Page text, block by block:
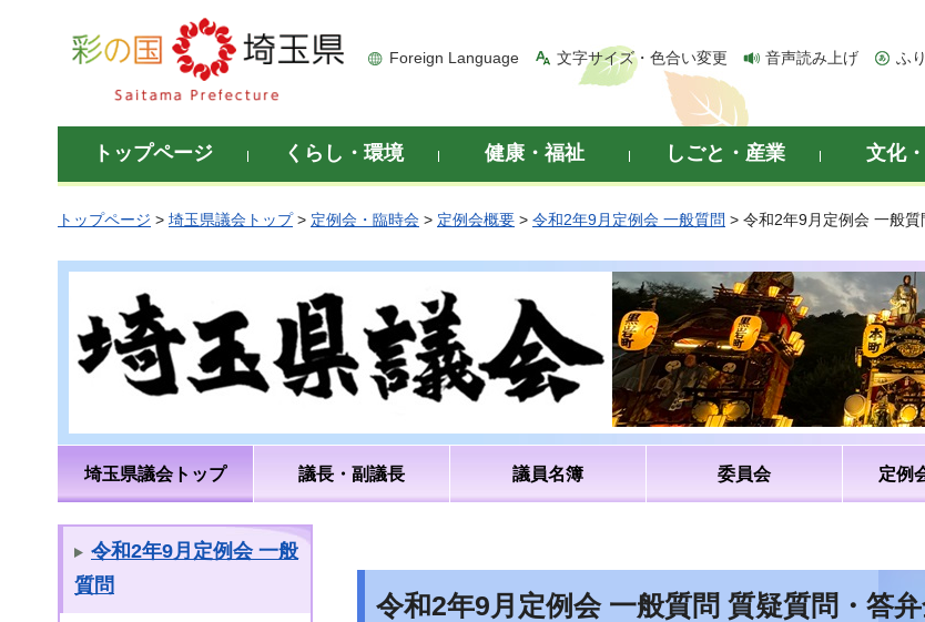
彩の国 埼玉県
Foreign Language 文字サイズ・色合い変更 音声読み上げ ふ
トップページ くらし・環境 健康・福祉 しごと・産業 文化
トップページ > 埼玉県議会トップ> 定例会・臨時会 > 定例会概要 > 令和2年9月定例会 一般質問 > 令和2年9月定例会 一般質
埼玉県議会トップ 議長・副議長 議員名簿 委員会 定例
令和2年9月定例会 一般
質問
令和2年9月定例会 一般質問 質疑質問・答弁